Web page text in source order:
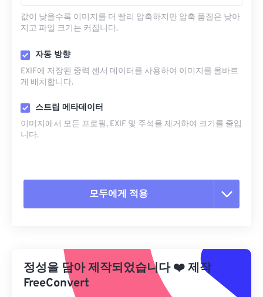
값이 낮을수록 이미지를 더 빨리 압축하지만 압축 품질은 낮아
지고 파일 크기는 커집니다.
자동 방향
EXIF에 저장된 중력 센서 데이터를 사용하여 이미지를 올바르
게 배치합니다.
스트립 메타데이터
이미지에서 모든 프로필, EXIF ​​및 주석을 제거하여 크기를 줄입
니다.
모두에게 적용
사전 설정에서 적용
사전 설정으로 저장
정성을 담아 제작되었습니다❤️제작
FreeConvert